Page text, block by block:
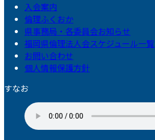
入会案内
倫理ふくおか
県事務局・各委員会お知らせ
福岡県倫理法人会スケジュール一覧
お問い合わせ
個人情報保護方針
すなお